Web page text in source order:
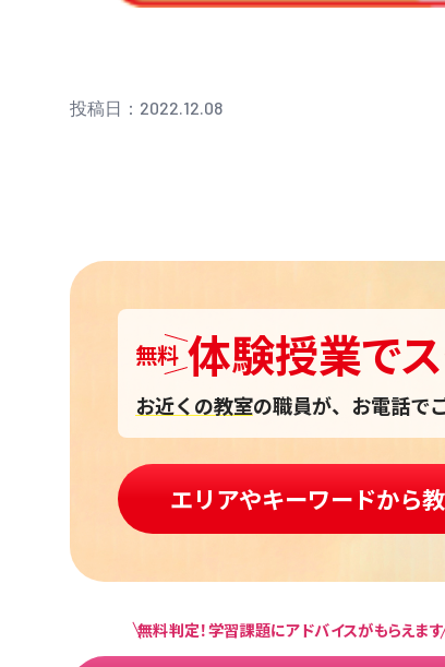
投稿日：2022.12.08
無料 体験授業で
お近くの教室の職員が、お電話で
エリアやキーワードから
無料判定！学習課題にアドバイスがもらえます